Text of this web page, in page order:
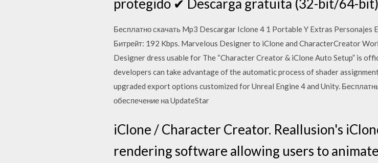
protegido ✔ Descarga gratuita (32-bit/64-
Бесплатно скачать Mp3 Descargar Iclone 4 1 Portable Y Extras Personajes
Битрейт: 192 Kbps. Marvelous Designer to iClone and CharacterCreator
Designer dress usable for The “Character Creator & iClone Auto Setup” is
developers can take advantage of the automatic process of shader
upgraded export options customized for Unreal Engine 4 and Unity.
обеспечение на UpdateStar
iClone / Character Creator. Reallusion's
rendering software allowing users to